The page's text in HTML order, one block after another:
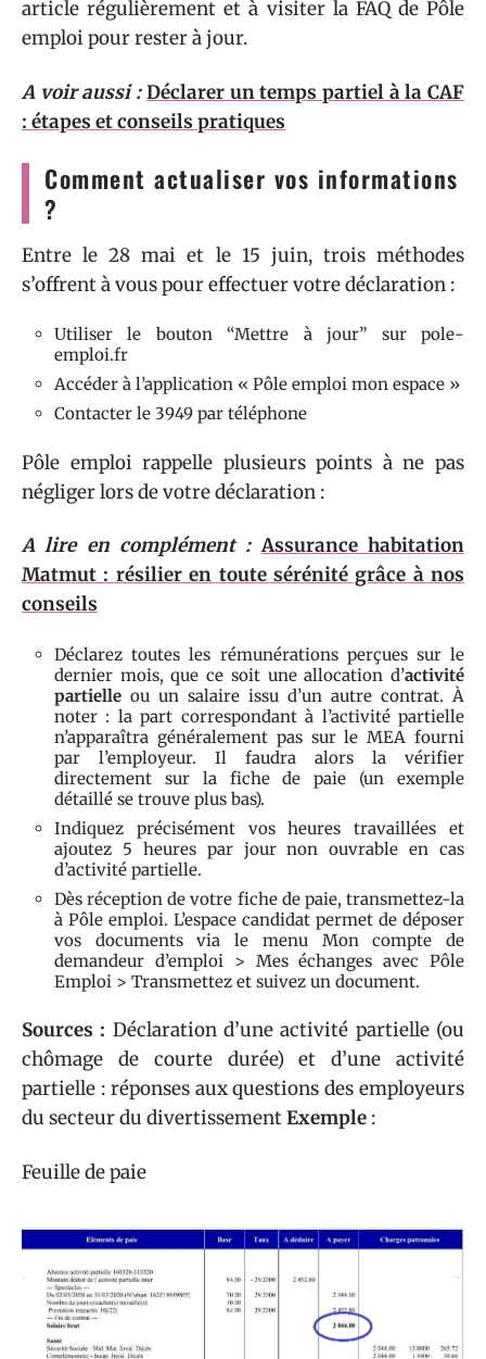
article régulièrement et à visiter la FAQ de Pôle
emploi pour rester à jour.
A voir aussi : Déclarer un temps partiel à la CAF
: étapes et conseils pratiques
Comment actualiser vos informations
?
Entre le 28 mai et le 15 juin, trois méthodes
s’offrent à vous pour effectuer votre déclaration :
Utiliser le bouton “Mettre à jour” sur pole-
emploi.fr
Accéder à l’application « Pôle emploi mon espace »
Contacter le 3949 par téléphone
Pôle emploi rappelle plusieurs points à ne pas
négliger lors de votre déclaration :
A lire en complément : Assurance habitation
Matmut : résilier en toute sérénité grâce à nos
conseils
Déclarez toutes les rémunérations perçues sur le
dernier mois, que ce soit une allocation d’activité
partielle ou un salaire issu d’un autre contrat. À
noter : la part correspondant à l’activité partielle
n’apparaîtra généralement pas sur le MEA fourni
par l’employeur. Il faudra alors la vérifier
directement sur la fiche de paie (un exemple
détaillé se trouve plus bas).
Indiquez précisément vos heures travaillées et
ajoutez 5 heures par jour non ouvrable en cas
d’activité partielle.
Dès réception de votre fiche de paie, transmettez-la
à Pôle emploi. L’espace candidat permet de déposer
vos documents via le menu Mon compte de
demandeur d’emploi > Mes échanges avec Pôle
Emploi > Transmettez et suivez un document.
Sources : Déclaration d’une activité partielle (ou
chômage de courte durée) et d’une activité
partielle : réponses aux questions des employeurs
du secteur du divertissementExemple :
Feuille de paie